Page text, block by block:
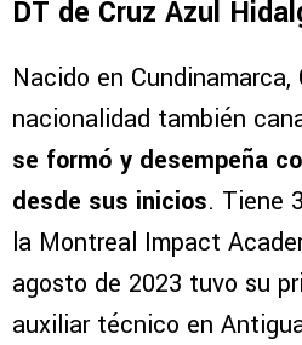
DT de Cruz Azul
Nacido en Cundinamarca,
nacionalidad también
se formó y desempeña
desde sus inicios. Tiene
la Montreal Impact
agosto de 2023 tuvo su
auxiliar técnico en